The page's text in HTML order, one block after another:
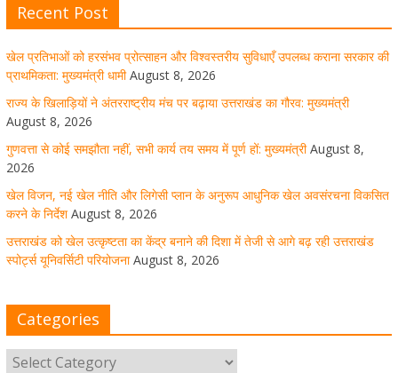
अवसंरचना विकसित करने के निर्देश
August 8, 2026 1 Comment
उत्तराखंड को खेल उत्कृष्टता का केंद्र बनाने की दिशा में तेजी से आगे
बढ़ रही उत्तराखंड स्पोर्ट्स यूनिवर्सिटी परियोजना
August 8, 2026 1 Comment
मुख्य सचिव ने कहा- कौशल विकास से संबंधित सभी विभाग एक
Recent Post
खेल प्रतिभाओं को हरसंभव प्रोत्साहन और विश्वस्तरीय सुविधाएँ उपलब्ध कराना सरकार की
प्राथमिकता: मुख्यमंत्री धामी August 8, 2026
राज्य के खिलाड़ियों ने अंतरराष्ट्रीय मंच पर बढ़ाया उत्तराखंड का गौरव: मुख्यमंत्री
August 8, 2026
गुणवत्ता से कोई समझौता नहीं, सभी कार्य तय समय में पूर्ण हों: मुख्यमंत्री August 8,
2026
खेल विजन, नई खेल नीति और लिगेसी प्लान के अनुरूप आधुनिक खेल अवसंरचना विकसित
करने के निर्देश August 8, 2026
उत्तराखंड को खेल उत्कृष्टता का केंद्र बनाने की दिशा में तेजी से आगे बढ़ रही उत्तराखंड
स्पोर्ट्स यूनिवर्सिटी परियोजना August 8, 2026
Categories